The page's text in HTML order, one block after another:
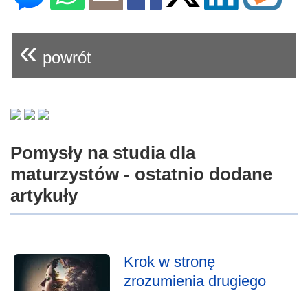
« powrót
Pomysły na studia dla
maturzystów - ostatnio dodane
artykuły
Krok w stronę
zrozumienia drugiego